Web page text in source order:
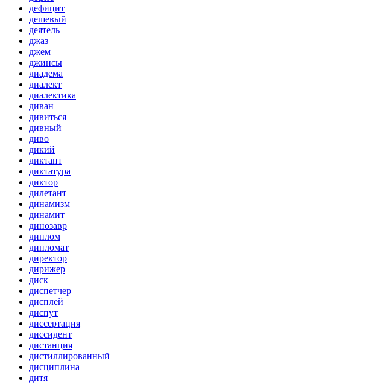
дефицит
дешевый
деятель
джаз
джем
джинсы
диадема
диалект
диалектика
диван
дивиться
дивный
диво
дикий
диктант
диктатура
диктор
дилетант
динамизм
динамит
динозавр
диплом
дипломат
директор
дирижер
диск
диспетчер
дисплей
диспут
диссертация
диссидент
дистанция
дистиллированный
дисциплина
дитя